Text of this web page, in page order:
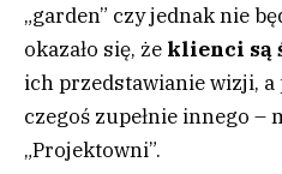
„garden” czy jednak nie
okazało się, że klienci są
ich przedstawianie wizji,
czegoś zupełnie innego –
„Projektowni”.